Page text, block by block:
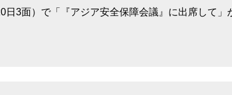
日3面）で「『アジア安全保障会議』に出席して